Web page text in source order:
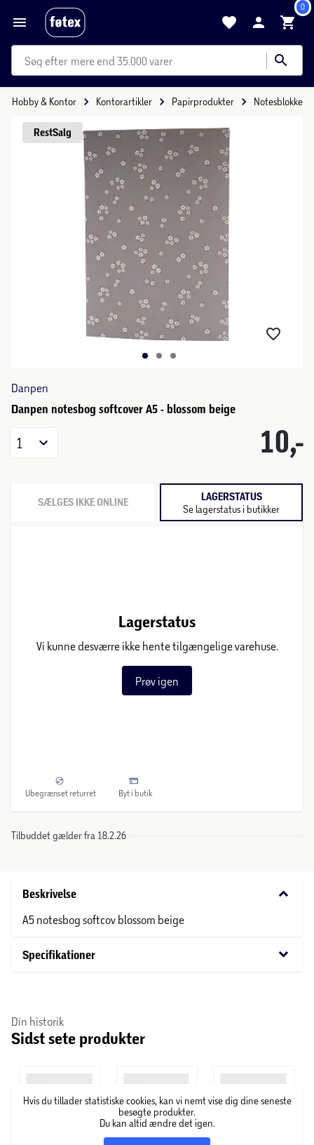
0
mere end 35.000 varer
Hobby & Kontor Kontorartikler Papirprodukter Notesblokke
RestSalg
Danpen
Danpen notesbog softcover A5 - blossom beige
10,-
1
SÆLGES IKKE ONLINE LAGERSTATUS
Se lagerstatus i butikker
Lagerstatus
Vi kunne desværre ikke hente tilgængelige varehuse.
Prøv igen
Ubegrænset returret Byt i butik
Tilbuddet gælder fra 18.2.26
Beskrivelse keyboard_arrow_down
A5 notesbog softcov blossom beige
Specifikationer keyboard_arrow_down
Din historik
Sidst sete produkter
Hvis du tillader statistiske cookies, kan vi nemt vise dig dine seneste
besøgte produkter.
Du kan altid ændre det igen.